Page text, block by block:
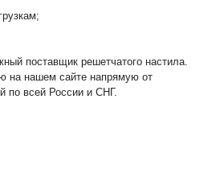
поставщик решетчатого настила.
на нашем сайте напрямую от
по всей России и СНГ.